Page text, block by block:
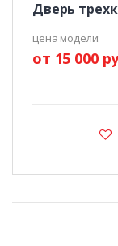
Дверь
цена модели:
от 15 000